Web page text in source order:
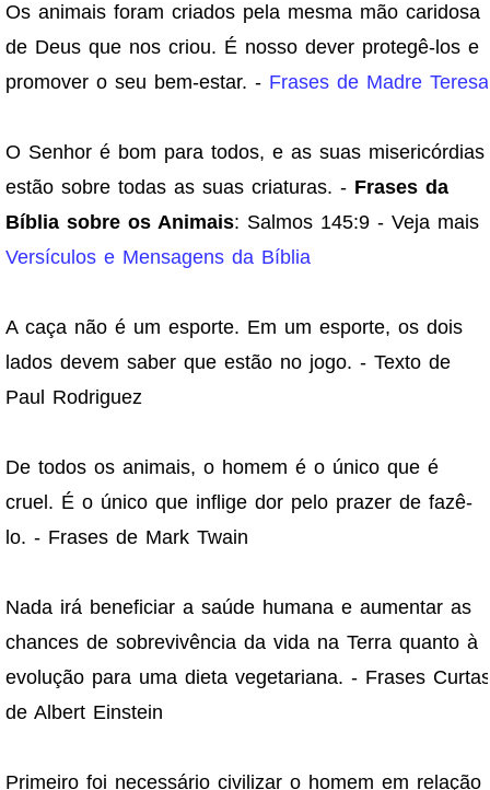
Os animais foram criados pela mesma mão caridosa
de Deus que nos criou. É nosso dever protegê-los e
promover o seu bem-estar. - Frases de Madre Teresa
O Senhor é bom para todos, e as suas misericórdias
estão sobre todas as suas criaturas. - Frases da
Bíblia sobre os Animais: Salmos 145:9 - Veja mais
Versículos e Mensagens da Bíblia
A caça não é um esporte. Em um esporte, os dois
lados devem saber que estão no jogo. - Texto de
Paul Rodriguez
De todos os animais, o homem é o único que é
cruel. É o único que inflige dor pelo prazer de fazê-
lo. - Frases de Mark Twain
Nada irá beneficiar a saúde humana e aumentar as
chances de sobrevivência da vida na Terra quanto à
evolução para uma dieta vegetariana. - Frases Curtas
de Albert Einstein
Primeiro foi necessário civilizar o homem em relação